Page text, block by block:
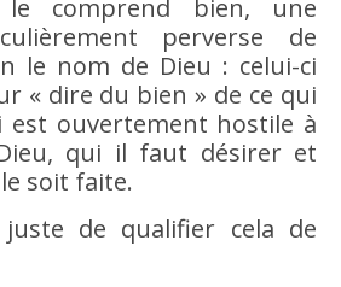
comprend bien, une
perverse de
le nom de Dieu : celui-ci
« dire du bien » de ce qui
est ouvertement hostile à
qui il faut désirer et
soit faite.
de qualifier cela de